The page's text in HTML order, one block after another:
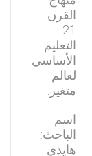
القرن
21
التعليم
الأساسي
لعالم
متغير.
اسم
الباحث:
هايدي